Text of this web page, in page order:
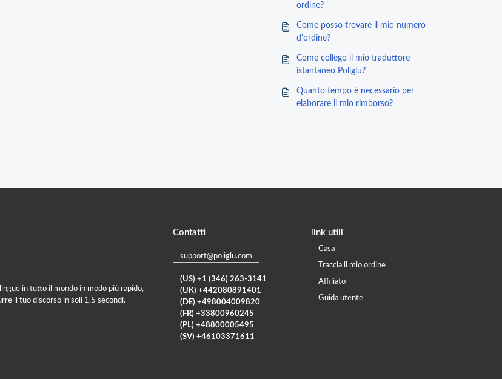
ordine?
Come posso trovare il mio numero
d'ordine?
Come collego il mio traduttore
istantaneo Poliglu?
Quanto tempo è necessario per
elaborare il mio rimborso?
in tutto il mondo in modo più rapido,
il tuo discorso in soli 1,5 secondi.
Contatti
support@poliglu.com
(US) +1 (346) 263-3141
(UK) +442080891401
(DE) +498004009820
(FR) +33800960245
(PL) +48800005495
(SV) +46103371611
link utili
Casa
Traccia il mio ordine
Affiliato
Guida utente